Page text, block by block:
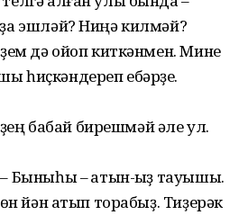
эшләй? Ниңә килмәй?
дә ойоп киткәнмен. Мине
һиҫкәндереп ебәрҙе.
бабай бирешмәй әле ул.
Быныһы – ҡатын-ҡыҙ тауышы.
йән атып торабыҙ. Тиҙерәк